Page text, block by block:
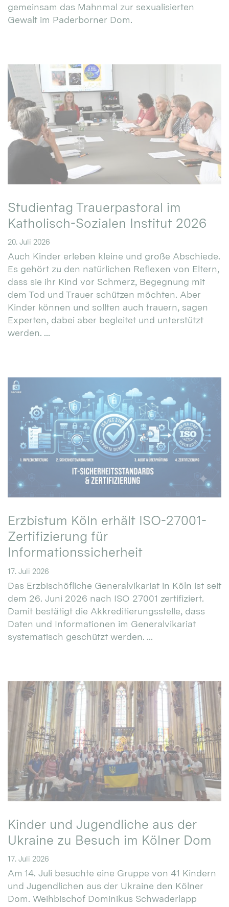
gemeinsam das Mahnmal zur sexualisierten
Gewalt im Paderborner Dom.
Studientag Trauerpastoral im
Katholisch-Sozialen Institut 2026
20. Juli 2026
Auch Kinder erleben kleine und große Abschiede.
Es gehört zu den natürlichen Reflexen von Eltern,
dass sie ihr Kind vor Schmerz, Begegnung mit
dem Tod und Trauer schützen möchten. Aber
Kinder können und sollten auch trauern, sagen
Experten, dabei aber begleitet und unterstützt
werden. ...
Erzbistum Köln erhält ISO-27001-
Zertifizierung für
Informationssicherheit
17. Juli 2026
Das Erzbischöfliche Generalvikariat in Köln ist seit
dem 26. Juni 2026 nach ISO 27001 zertifiziert.
Damit bestätigt die Akkreditierungsstelle, dass
Daten und Informationen im Generalvikariat
systematisch geschützt werden. ...
Kinder und Jugendliche aus der
Ukraine zu Besuch im Kölner Dom
17. Juli 2026
Am 14. Juli besuchte eine Gruppe von 41 Kindern
und Jugendlichen aus der Ukraine den Kölner
Dom. Weihbischof Dominikus Schwaderlapp